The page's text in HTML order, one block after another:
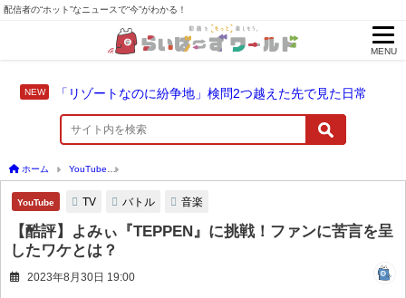
配信者の“ホット”なニュースで“今”がわかる！
MENU
「リゾートなのに紛争地」検問2つ越えた先で見た日常
ホーム YouTube
YouTube TV バトル 音楽
【酷評】よみぃ『TEPPEN』に挑戦！ファンに苦言を呈
したワケとは？
2023年8月30日 19:00